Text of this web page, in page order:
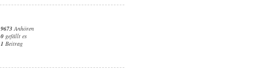
9673Anhören
0 gefällt es
1 Beitrag